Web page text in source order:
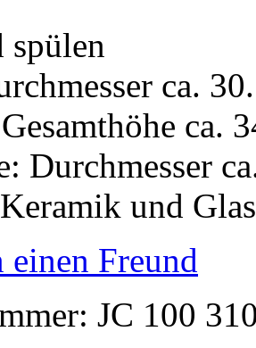
spülen
ca.
ca.
Durchmesser
und Glas
Freund
JC 100